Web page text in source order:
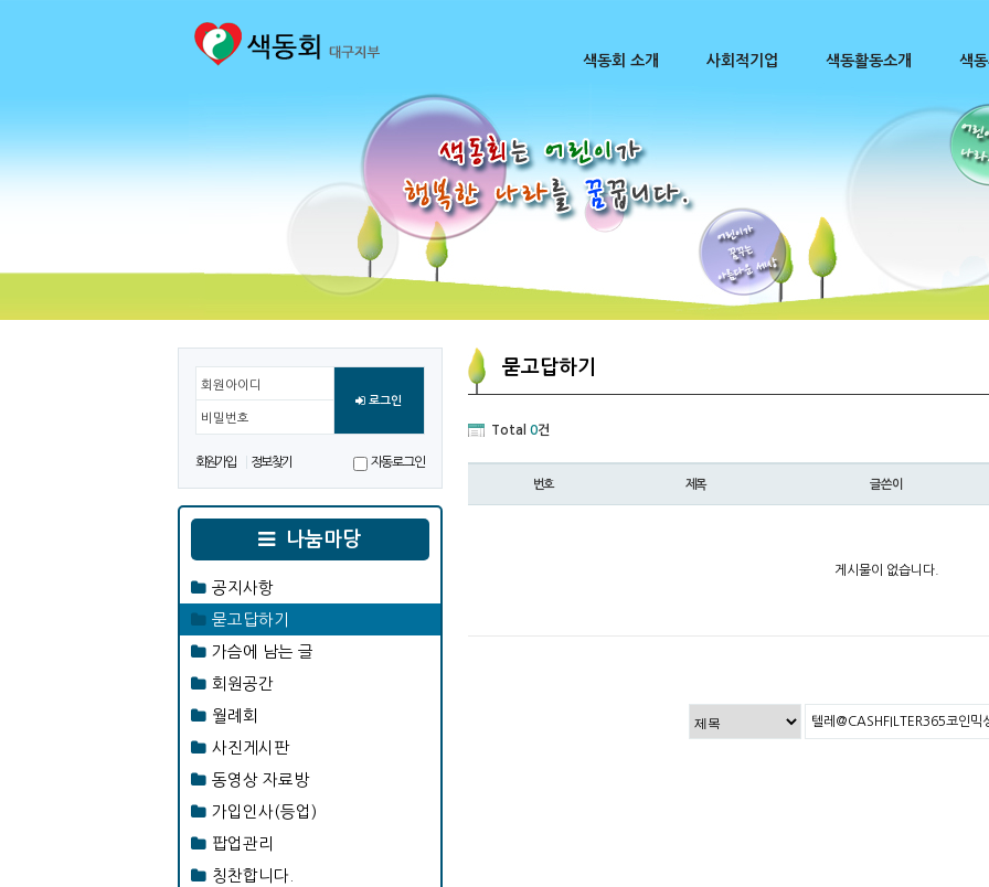
색동회 소개 사회적기업 색동활동소개 색
회원아이디
비밀번호
로그인
회원가입 정보찾기 자동로그인
나눔마당
공지사항
묻고답하기
가슴에 남는 글
회원공간
월례회
사진게시판
동영상 자료방
가입인사(등업)
팝업관리
칭찬합니다.
묻고답하기
Total 0건
번호 제목 글쓴이
게시물이 없습니다.